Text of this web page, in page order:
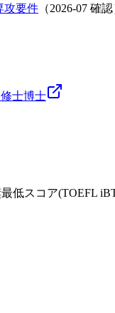
攻要件 （2026-07 確認
修士博士
スコア(TOEFL